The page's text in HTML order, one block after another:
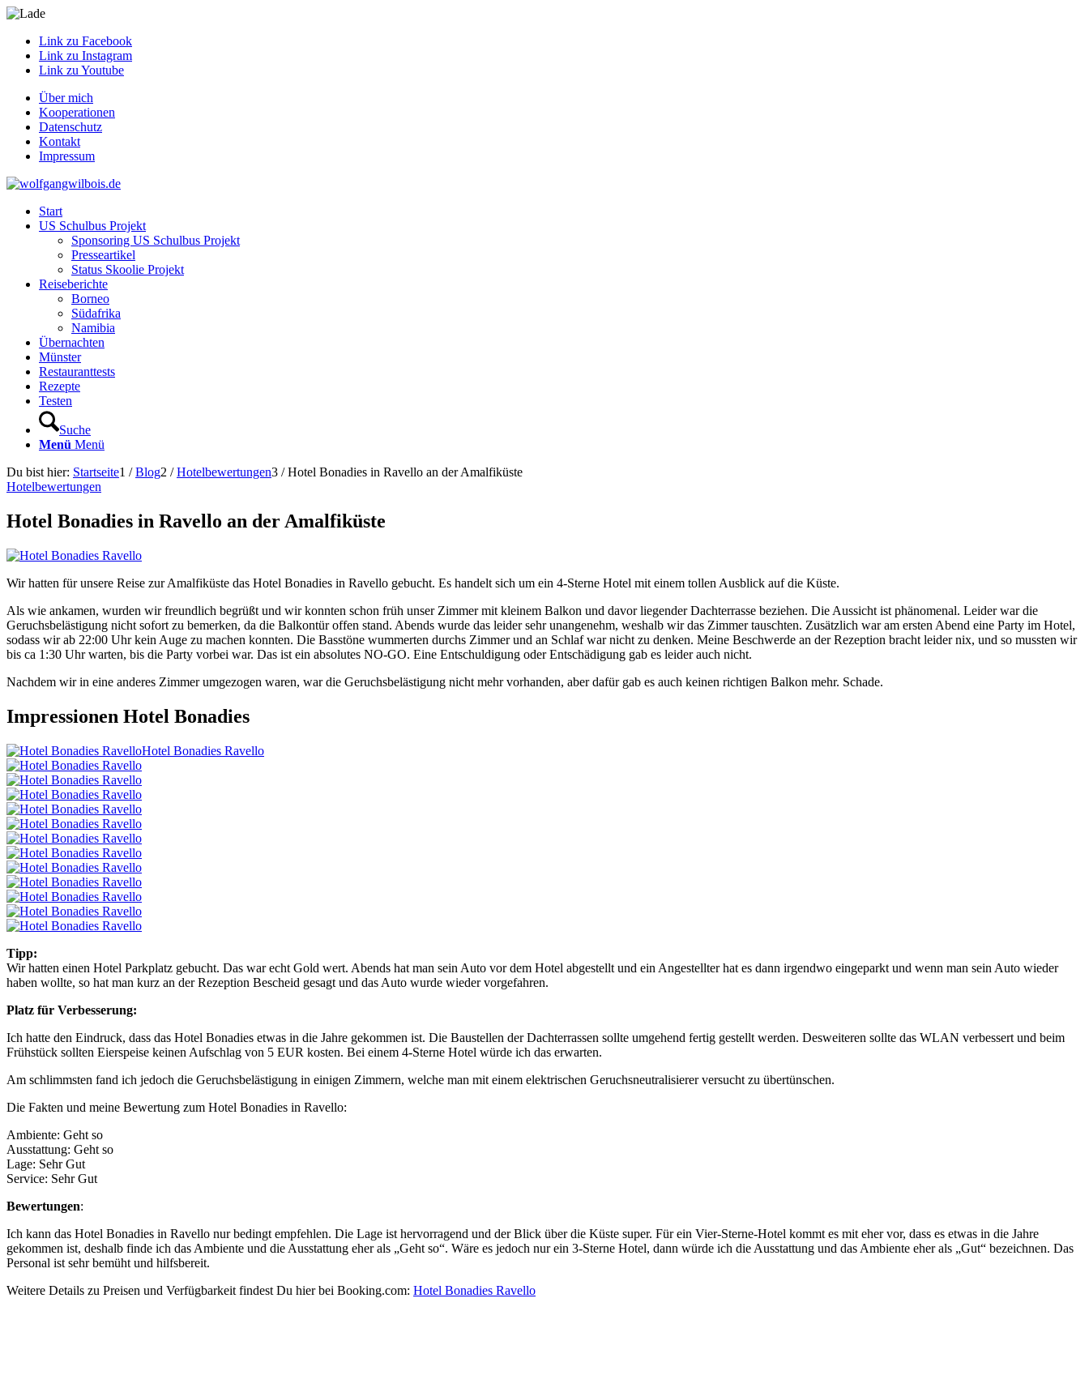
Link zu Facebook
Link zu Instagram
Link zu Youtube
Über mich
Kooperationen
Datenschutz
Kontakt
Impressum
Start
US Schulbus Projekt
Sponsoring US Schulbus Projekt
Presseartikel
Status Skoolie Projekt
Reiseberichte
Borneo
Südafrika
Namibia
Übernachten
Münster
Restauranttests
Rezepte
Testen
Suche
Menü Menü
Du bist hier: Startseite1 / Blog2 / Hotelbewertungen3 / Hotel Bonadies in Ravello an der Amalfiküste
Hotelbewertungen
Hotel Bonadies in Ravello an der Amalfiküste
Wir hatten für unsere Reise zur Amalfiküste das Hotel Bonadies in Ravello gebucht. Es handelt sich um ein 4-Sterne Hotel mit einem tollen Ausblick auf die Küste.
Als wie ankamen, wurden wir freundlich begrüßt und wir konnten schon früh unser Zimmer mit kleinem Balkon und davor liegender Dachterrasse beziehen. Die Aussicht ist phänomenal. Leider war die
Geruchsbelästigung nicht sofort zu bemerken, da die Balkontür offen stand. Abends wurde das leider sehr unangenehm, weshalb wir das Zimmer tauschten. Zusätzlich war am ersten Abend eine Party im Hotel,
sodass wir ab 22:00 Uhr kein Auge zu machen konnten. Die Basstöne wummerten durchs Zimmer und an Schlaf war nicht zu denken. Meine Beschwerde an der Rezeption bracht leider nix, und so mussten wir
bis ca 1:30 Uhr warten, bis die Party vorbei war. Das ist ein absolutes NO-GO. Eine Entschuldigung oder Entschädigung gab es leider auch nicht.
Nachdem wir in eine anderes Zimmer umgezogen waren, war die Geruchsbelästigung nicht mehr vorhanden, aber dafür gab es auch keinen richtigen Balkon mehr. Schade.
Impressionen Hotel Bonadies
Hotel Bonadies Ravello
Tipp:
Wir hatten einen Hotel Parkplatz gebucht. Das war echt Gold wert. Abends hat man sein Auto vor dem Hotel abgestellt und ein Angestellter hat es dann irgendwo eingeparkt und wenn man sein Auto wieder
haben wollte, so hat man kurz an der Rezeption Bescheid gesagt und das Auto wurde wieder vorgefahren.
Platz für Verbesserung:
Ich hatte den Eindruck, dass das Hotel Bonadies etwas in die Jahre gekommen ist. Die Baustellen der Dachterrassen sollte umgehend fertig gestellt werden. Desweiteren sollte das WLAN verbessert und beim
Frühstück sollten Eierspeise keinen Aufschlag von 5 EUR kosten. Bei einem 4-Sterne Hotel würde ich das erwarten.
Am schlimmsten fand ich jedoch die Geruchsbelästigung in einigen Zimmern, welche man mit einem elektrischen Geruchsneutralisierer versucht zu übertünschen.
Die Fakten und meine Bewertung zum Hotel Bonadies in Ravello:
Ambiente: Geht so
Ausstattung: Geht so
Lage: Sehr Gut
Service: Sehr Gut
Bewertungen:
Ich kann das Hotel Bonadies in Ravello nur bedingt empfehlen. Die Lage ist hervorragend und der Blick über die Küste super. Für ein Vier-Sterne-Hotel kommt es mit eher vor, dass es etwas in die Jahre
gekommen ist, deshalb finde ich das Ambiente und die Ausstattung eher als „Geht so“. Wäre es jedoch nur ein 3-Sterne Hotel, dann würde ich die Ausstattung und das Ambiente eher als „Gut“ bezeichnen. Das
Personal ist sehr bemüht und hilfsbereit.
Weitere Details zu Preisen und Verfügbarkeit findest Du hier bei Booking.com: Hotel Bonadies Ravello